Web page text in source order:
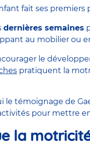
fait ses
dernières semaines
au mobilier ou
le
pratiquent la
le témoignage de
pour mettre
la